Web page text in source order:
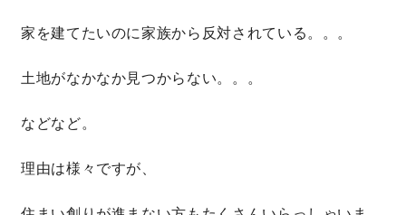
家を建てたいのに家族から反対されている。。。
土地がなかなか見つからない。。。
などなど。
理由は様々ですが、